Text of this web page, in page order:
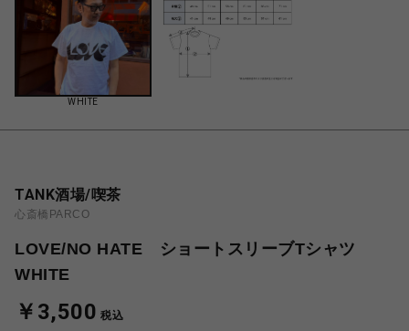
WHITE
TANK酒場/喫茶
心斎橋PARCO
LOVE/NO HATE ショートスリーブTシャツ
WHITE
￥3,500 税込